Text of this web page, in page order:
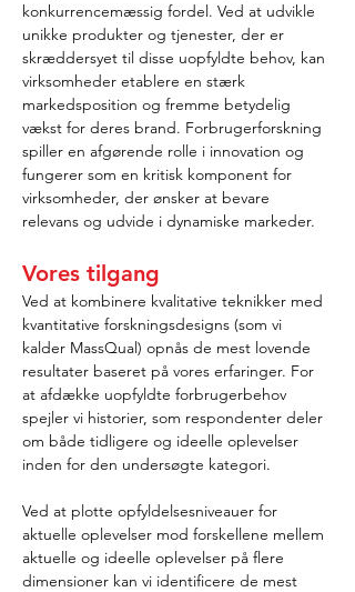
konkurrencemæssig fordel. Ved at udvikle
unikke produkter og tjenester, der er
skræddersyet til disse uopfyldte behov, kan
virksomheder etablere en stærk
markedsposition og fremme betydelig
vækst for deres brand. Forbrugerforskning
spiller en afgørende rolle i innovation og
fungerer som en kritisk komponent for
virksomheder, der ønsker at bevare
relevans og udvide i dynamiske markeder.
Vores tilgang
Ved at kombinere kvalitative teknikker med
kvantitative forskningsdesigns (som vi
kalder MassQual) opnås de mest lovende
resultater baseret på vores erfaringer. For
at afdække uopfyldte forbrugerbehov
spejler vi historier, som respondenter deler
om både tidligere og ideelle oplevelser
inden for den undersøgte kategori.
Ved at plotte opfyldelsesniveauer for
aktuelle oplevelser mod forskellene mellem
aktuelle og ideelle oplevelser på flere
dimensioner kan vi identificere de mest